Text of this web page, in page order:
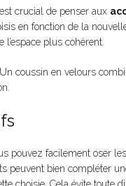
crucial de penser aux
en fonction de la
plus cohérent.
coussin en velours
pouvez facilement oser
peuvent bien compléter